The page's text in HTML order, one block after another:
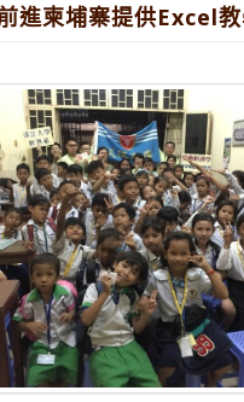
進柬埔寨提供Excel